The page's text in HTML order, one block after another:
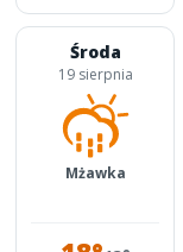
Środa
19 sierpnia
Mżawka